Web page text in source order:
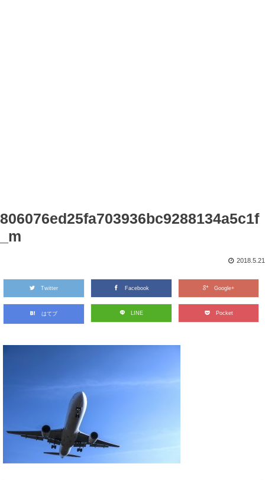
806076ed25fa703936bc9288134a5c1f
_m
2018.5.21
Twitter Facebook Google+
はてブ LINE Pocket